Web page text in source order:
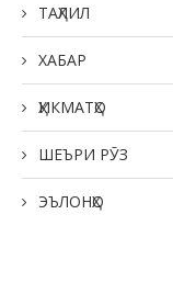
ТАҲЛИЛ
ХАБАР
ҲИКМАТҲО
ШЕЪРИ РӮЗ
ЭЪЛОНҲО